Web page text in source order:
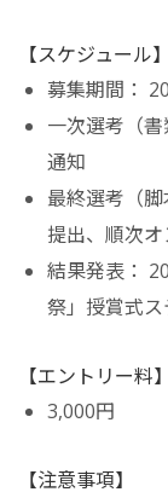
【スケジュール】
募集期間：
一次選考（
通知
最終選考（
提出、順次
結果発表：
祭」授賞式
【エントリー料】
3,000円
【注意事項】